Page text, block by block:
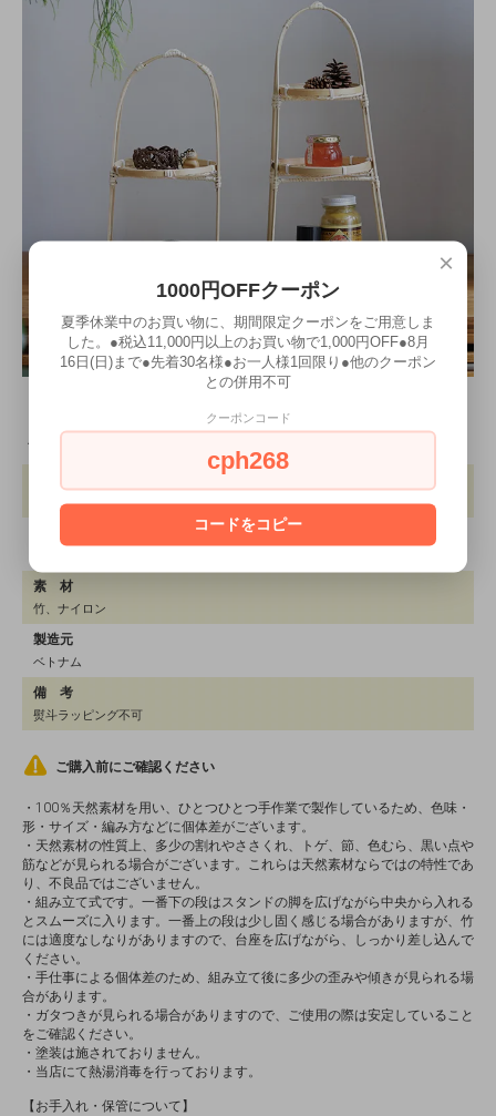
商品詳細
スタンド：約W230×H460mm トレイ：直径約140mm,180mm,230mm
素 材
竹、ナイロン
製造元
ベトナム
備 考
熨斗ラッピング不可
ご購入前にご確認ください
・100％天然素材を用い、ひとつひとつ手作業で製作しているため、色味・
形・サイズ・編み方などに個体差がございます。
・天然素材の性質上、多少の割れやささくれ、トゲ、節、色むら、黒い点や
筋などが見られる場合がございます。これらは天然素材ならではの特性であ
り、不良品ではございません。
・組み立て式です。一番下の段はスタンドの脚を広げながら中央から入れる
とスムーズに入ります。一番上の段は少し固く感じる場合がありますが、竹
には適度なしなりがありますので、台座を広げながら、しっかり差し込んで
ください。
・手仕事による個体差のため、組み立て後に多少の歪みや傾きが見られる場
合があります。
・ガタつきが見られる場合がありますので、ご使用の際は安定していること
をご確認ください。
・塗装は施されておりません。
・当店にて熱湯消毒を行っております。
【お手入れ・保管について】
×
1000円OFFクーポン
夏季休業中のお買い物に、期間限定クーポンをご用意しま
した。●税込11,000円以上のお買い物で1,000円OFF●8月
16日(日)まで●先着30名様●お一人様1回限り●他のクーポン
との併用不可
クーポンコード
cph268
コードをコピー